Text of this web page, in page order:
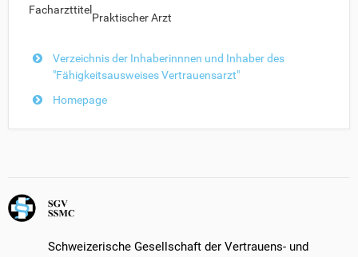
Facharzttitel
Praktischer Arzt
Verzeichnis der Inhaberinnnen und Inhaber des
"Fähigkeitsausweises Vertrauensarzt"
Homepage
Schweizerische Gesellschaft der Vertrauens- und